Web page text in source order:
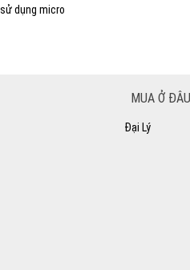
dụng micro
MUA Ở
Đại Lý